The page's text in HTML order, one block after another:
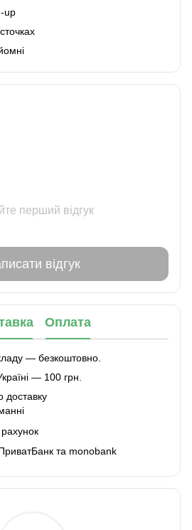
up
перший відгук
відгук
Оплата
— безкоштовно.
— 100 грн.
доставку
та monobank